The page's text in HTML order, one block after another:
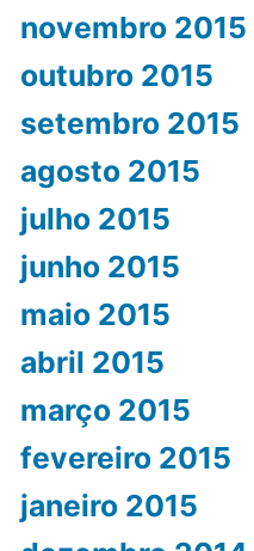
novembro 2015
outubro 2015
setembro 2015
agosto 2015
julho 2015
junho 2015
maio 2015
abril 2015
março 2015
fevereiro 2015
janeiro 2015